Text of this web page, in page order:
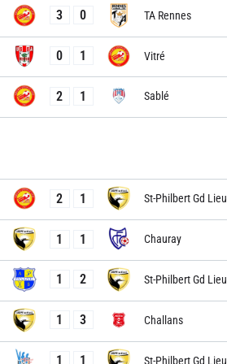
3 0 TA Rennes
0 1 Vitré
2 1 Sablé
2 1 St-Philbert Gd Lieu
1 1 Chauray
1 2 St-Philbert Gd Lieu
1 3 Challans
1 1 St-Philbert Gd Lieu